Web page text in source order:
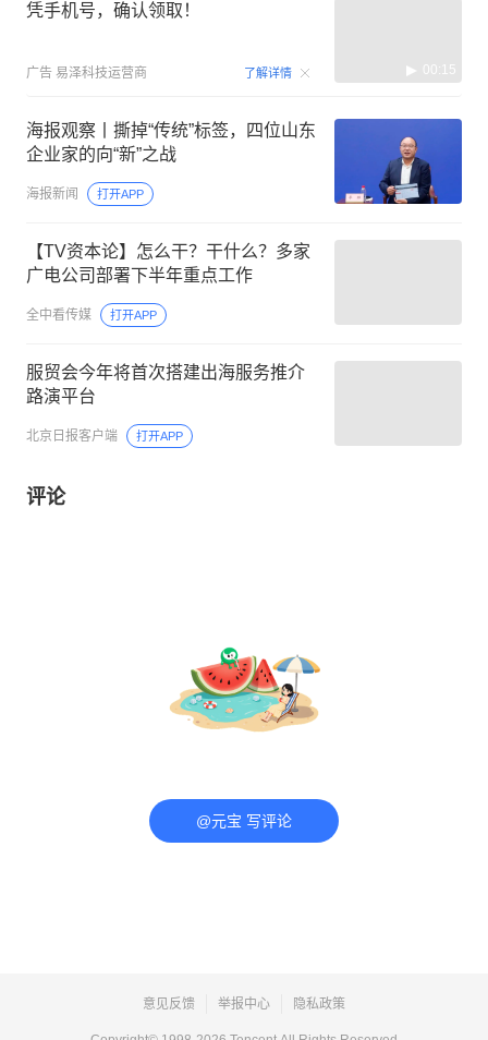
凭手机号，确认领取！
广告 易泽科技运营商 了解详情 00:15
海报观察丨撕掉“传统”标签，四位山东
企业家的向“新”之战
海报新闻 打开APP
【TV资本论】怎么干？干什么？多家
广电公司部署下半年重点工作
全中看传媒 打开APP
服贸会今年将首次搭建出海服务推介
路演平台
北京日报客户端 打开APP
评论
@元宝 写评论
意见反馈 举报中心 隐私政策